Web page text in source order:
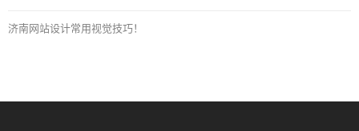
济南网站设计常用视觉技巧！